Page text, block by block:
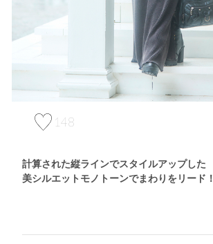
148
計算された縦ラインでスタイルアップした
美シルエットモノトーンでまわりをリード！